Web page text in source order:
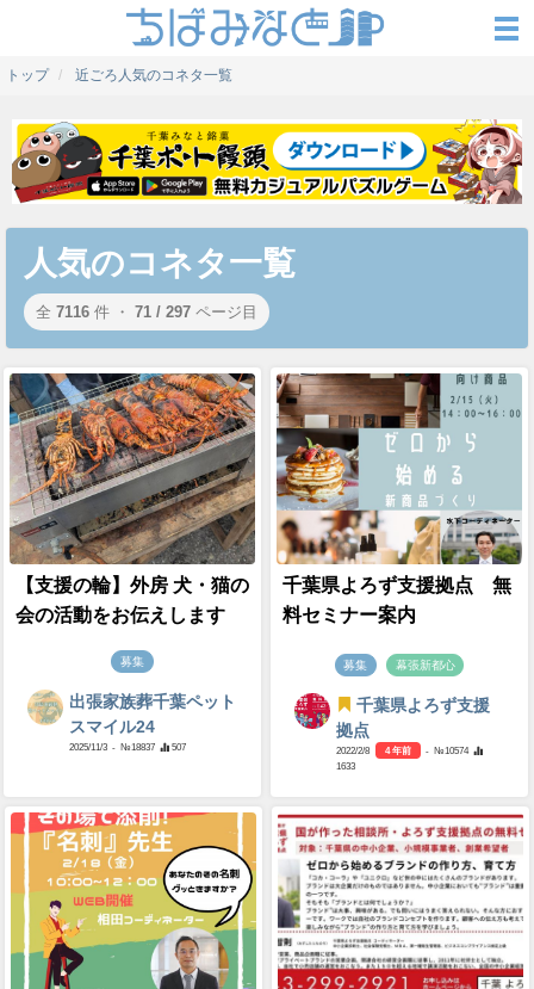
トップ 近ごろ人気のコネタ一覧
人気のコネタ一覧
全 7116 件 ・ 71 / 297 ページ目
【支援の輪】外房 犬・猫の
会の活動をお伝えします
募集
出張家族葬千葉ペット
スマイル24
2025/11/3 - №18837 507
千葉県よろず支援拠点 無
料セミナー案内
募集 幕張新都心
千葉県よろず支援
拠点
2022/2/8 4 年前
- №10574
1633